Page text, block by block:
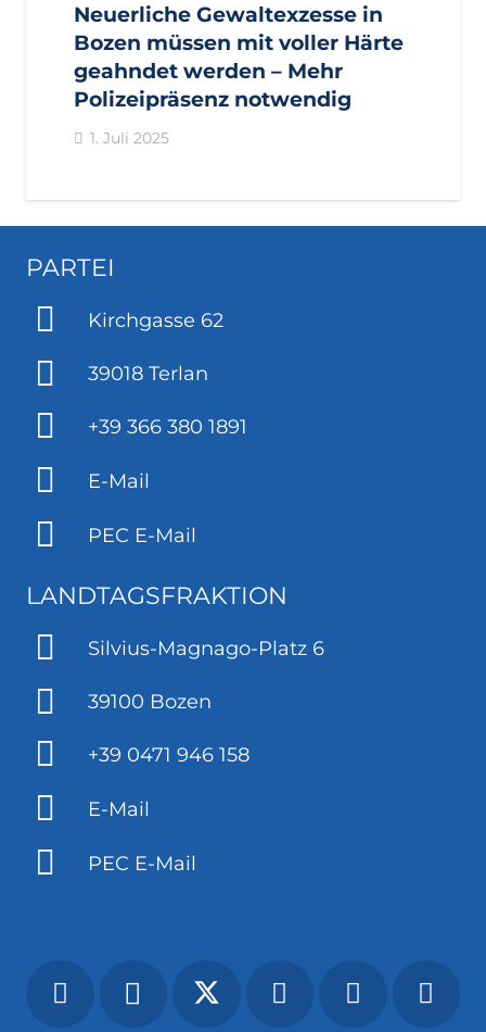
Neuerliche Gewaltexzesse in
Bozen müssen mit voller Härte
geahndet werden – Mehr
Polizeipräsenz notwendig
1. Juli 2025
PARTEI
Kirchgasse 62
39018 Terlan
+39 366 380 1891
E-Mail
PEC E-Mail
LANDTAGSFRAKTION
Silvius-Magnago-Platz 6
39100 Bozen
+39 0471 946 158
E-Mail
PEC E-Mail